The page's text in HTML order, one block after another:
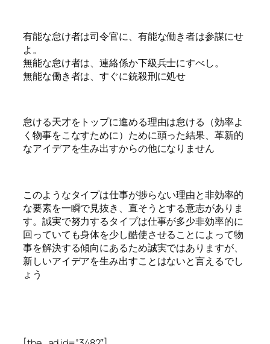
有能な怠け者は司令官に、有能な働き者は参謀にせ
よ。
無能な怠け者は、連絡係か下級兵士にすべし。
無能な働き者は、すぐに銃殺刑に処せ
怠ける天才をトップに進める理由は怠ける（効率よ
く物事をこなすために）ために頭った結果、革新的
なアイデアを生み出すからの他になりません
このようなタイプは仕事が捗らない理由と非効率的
な要素を一瞬で見抜き、直そうとする意志がありま
す。誠実で努力するタイプは仕事が多少非効率的に
回っていても身体を少し酷使させることによって物
事を解決する傾向にあるため誠実ではありますが、
新しいアイデアを生み出すことはないと言えるでし
ょう